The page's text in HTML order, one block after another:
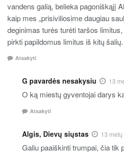
vandens galią, belieka pagoniškąjį
kaip mes „prisiviliosime daugiau
deginimas turės turėti taršos
pirkti papildomus limitus iš kitų
Atsakyti
G pavardės nesakysiu 13
O ką miestų gyventojai darys
Atsakyti
Algis, Dievų siųstas 13 metų
Galiu paaiškinti trumpai, čia tik